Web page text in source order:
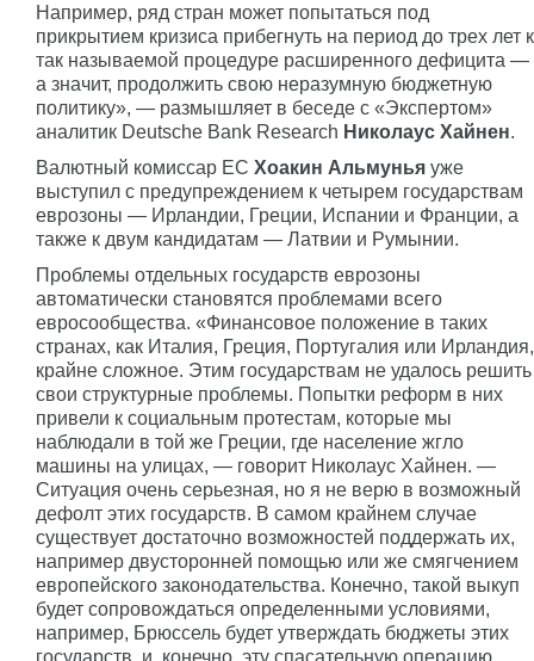
Например, ряд стран может попытаться под
прикрытием кризиса прибегнуть на период до трех лет к
так называемой процедуре расширенного дефицита —
а значит, продолжить свою неразумную бюджетную
политику», — размышляет в беседе с «Экспертом»
аналитик Deutsche Bank Research Николаус Хайнен.
Валютный комиссар ЕС Хоакин Альмунья уже
выступил с предупреждением к четырем государствам
еврозоны — Ирландии, Греции, Испании и Франции, а
также к двум кандидатам — Латвии и Румынии.
Проблемы отдельных государств еврозоны
автоматически становятся проблемами всего
евросообщества. «Финансовое положение в таких
странах, как Италия, Греция, Португалия или Ирландия,
крайне сложное. Этим государствам не удалось решить
свои структурные проблемы. Попытки реформ в них
привели к социальным протестам, которые мы
наблюдали в той же Греции, где население жгло
машины на улицах, — говорит Николаус Хайнен. —
Ситуация очень серьезная, но я не верю в возможный
дефолт этих государств. В самом крайнем случае
существует достаточно возможностей поддержать их,
например двусторонней помощью или же смягчением
европейского законодательства. Конечно, такой выкуп
будет сопровождаться определенными условиями,
например, Брюссель будет утверждать бюджеты этих
государств, и, конечно, эту спасательную операцию